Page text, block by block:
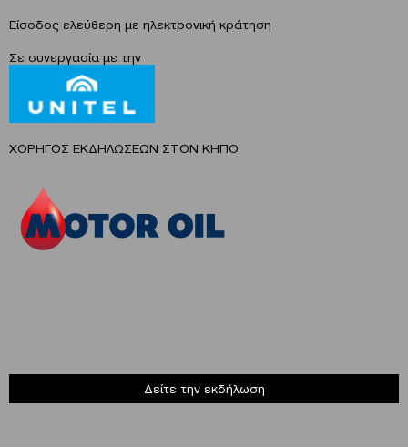
Είσοδος ελεύθερη με ηλεκτρονική κράτηση
Σε συνεργασία με την
ΧΟΡΗΓΟΣ ΕΚΔΗΛΩΣΕΩΝ ΣΤΟΝ ΚΗΠΟ
Δείτε την εκδήλωση